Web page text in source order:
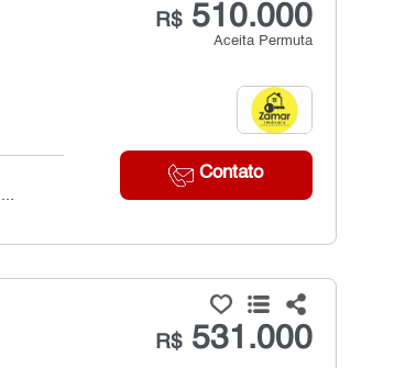
R$510.000
Aceita Permuta
Contato
R$531.000